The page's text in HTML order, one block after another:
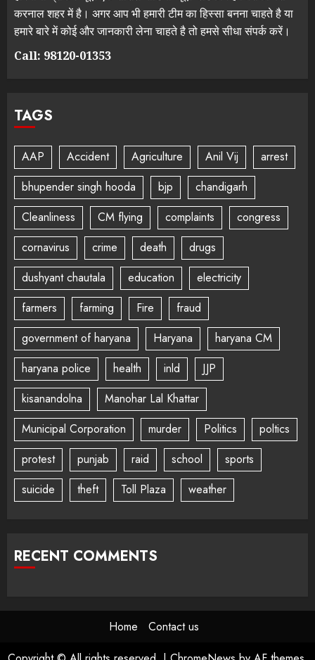
करनाल शहर में है। अगर आप भी हमारी टीम का हिस्सा बनना चाहते है या
हमारे बारे में कोई और जानकारी लेना चाहते है तो हमसे सीधा संपर्क करें।
Call: 98120-01353
TAGS
AAP Accident Agriculture Anil Vij
arrest
bhupender singh hooda
bjp
chandigarh
Cleanliness
CM flying complaints
congress
cornavirus
crime death
drugs
dushyant chautala
education
electricity
farmers
farming Fire
fraud
government of haryana
Haryana
haryana CM
haryana police
health inld
JJP
kisanandolna
Manohar Lal Khattar
Municipal Corporation
murder Politics
poltics
protest
punjab raid school
sports
suicide
theft Toll Plaza weather
RECENT COMMENTS
Home
Contact us